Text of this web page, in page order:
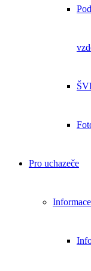
Pro uchazeče